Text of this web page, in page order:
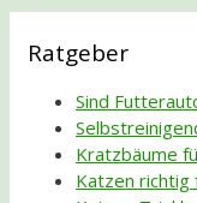
Ratgeber
Sind
Kratzbäume
Katzen